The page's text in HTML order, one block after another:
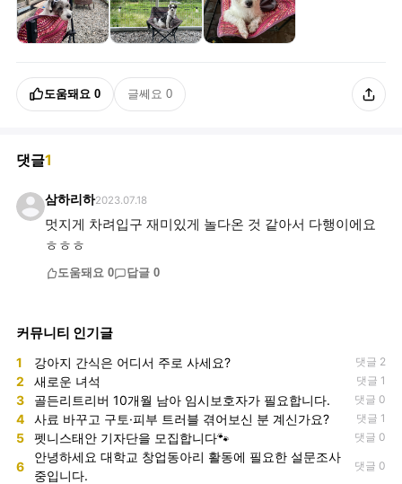
도움돼요 0 글쎄요 0
댓글1
삼하리하2023.07.18
멋지게 차려입구 재미있게 놀다온 것 같아서 다행이에요
ㅎㅎㅎ
도움돼요 0 답글 0
커뮤니티 인기글
1 강아지 간식은 어디서 주로 사세요? 댓글 2
2 새로운 녀석 댓글 1
3 골든리트리버 10개월 남아 임시보호자가 필요합니다. 댓글 0
4 사료 바꾸고 구토·피부 트러블 겪어보신 분 계신가요? 댓글 1
5 펫니스태안 기자단을 모집합니다🐾 댓글 0
6
안녕하세요 대학교 창업동아리 활동에 필요한 설문조사
중입니다.
댓글 0